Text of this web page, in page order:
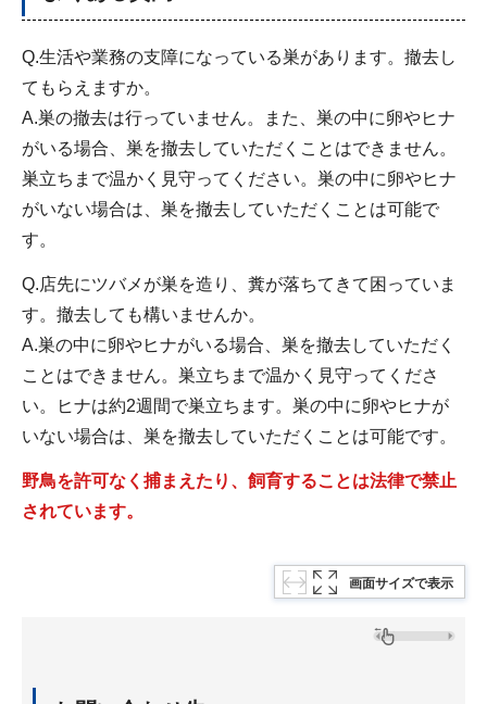
Q.生活や業務の支障になっている巣があります。撤去し
てもらえますか。
A.巣の撤去は行っていません。また、巣の中に卵やヒナ
がいる場合、巣を撤去していただくことはできません。
巣立ちまで温かく見守ってください。巣の中に卵やヒナ
がいない場合は、巣を撤去していただくことは可能で
す。
Q.店先にツバメが巣を造り、糞が落ちてきて困っていま
す。撤去しても構いませんか。
A.巣の中に卵やヒナがいる場合、巣を撤去していただく
ことはできません。巣立ちまで温かく見守ってくださ
い。ヒナは約2週間で巣立ちます。巣の中に卵やヒナが
いない場合は、巣を撤去していただくことは可能です。
野鳥を許可なく捕まえたり、飼育することは法律で禁止
されています。
画面サイズで表示